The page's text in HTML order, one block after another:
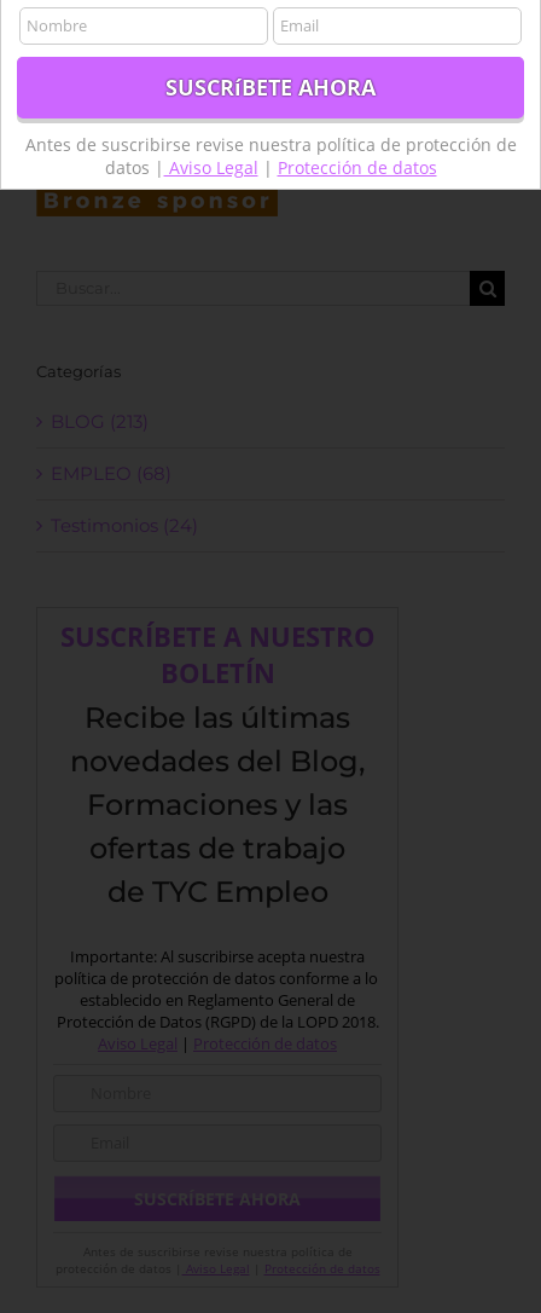
Categorías
BLOG (213)
EMPLEO (68)
Testimonios (24)
SUSCRÍBETE A NUESTRO
BOLETÍN
Recibe las últimas
novedades del Blog,
Formaciones y las
ofertas de trabajo
de TYC Empleo
Importante: Al suscribirse acepta nuestra
política de protección de datos conforme a lo
establecido en Reglamento General de
Protección de Datos (RGPD) de la LOPD 2018.
Aviso Legal | Protección de datos
Aviso Legal Protección de datos
Antes de suscribirse revise nuestra política de protección de
datos | Aviso Legal | Protección de datos